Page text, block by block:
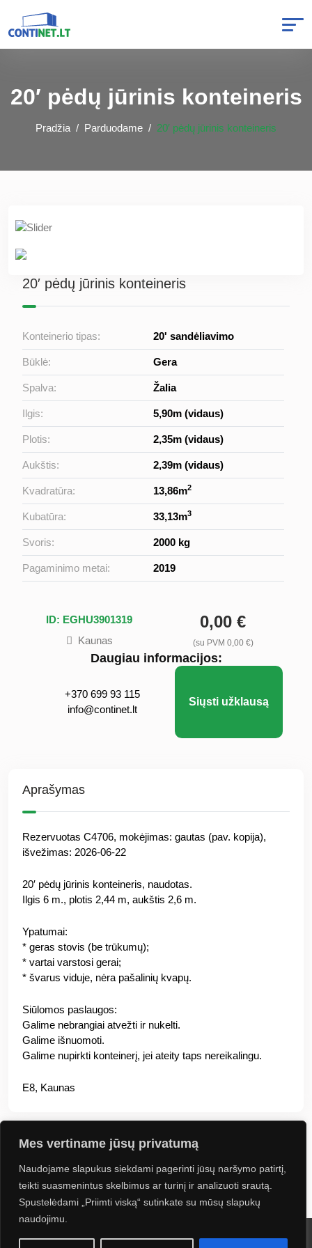
Mes vertiname jūsų privatumą
Naudojame slapukus siekdami pagerinti jūsų naršymo patirtį,
teikti suasmenintus skelbimus ar turinį ir analizuoti srautą.
Spustelėdami „Priimti viską“ sutinkate su mūsų slapukų
naudojimu.
20′ pėdų jūrinis konteineris
Pradžia Parduodame 20′ pėdų jūrinis konteineris
20′ pėdų jūrinis konteineris
Konteinerio tipas: 20' sandėliavimo
Būklė: Gera
Spalva: Žalia
Ilgis: 5,90m (vidaus)
Plotis: 2,35m (vidaus)
Aukštis: 2,39m (vidaus)
Kvadratūra: 13,86m2
Kubatūra: 33,13m3
Svoris: 2000 kg
Pagaminimo metai: 2019
ID: EGHU3901319
Kaunas
0,00 €
(su PVM 0,00 €)
Daugiau informacijos:
+370 699 93 115
info@continet.lt
Siųsti užklausą
Aprašymas
Rezervuotas C4706, mokėjimas: gautas (pav. kopija),
išvežimas: 2026-06-22
20′ pėdų jūrinis konteineris, naudotas.
Ilgis 6 m., plotis 2,44 m, aukštis 2,6 m.
Ypatumai:
* geras stovis (be trūkumų);
* vartai varstosi gerai;
* švarus viduje, nėra pašalinių kvapų.
Siūlomos paslaugos:
Galime nebrangiai atvežti ir nukelti.
Galime išnuomoti.
Galime nupirkti konteinerį, jei ateity taps nereikalingu.
E8, Kaunas
Jus gali sudominti
2024 UAB Kontineta. Visos teisės saugomos. Sprendimas: